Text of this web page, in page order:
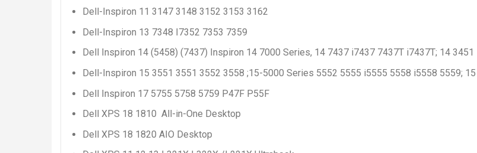
Dell-Inspiron 11 3147 3148 3152 3153 3162
Dell-Inspiron 13 7348 I7352 7353 7359
Dell Inspiron 14 (5458) (7437) Inspiron 14 7000 Series, 14 7437 i7437 7437T i7437T; 14
Dell-Inspiron 15 3551 3551 3552 3558 ;15-5000 Series 5552 5555 i5555 5558 i5558 5559;
Dell Inspiron 17 5755 5758 5759 P47F P55F
Dell XPS 18 1810 All-in-One Desktop
Dell XPS 18 1820 AIO Desktop